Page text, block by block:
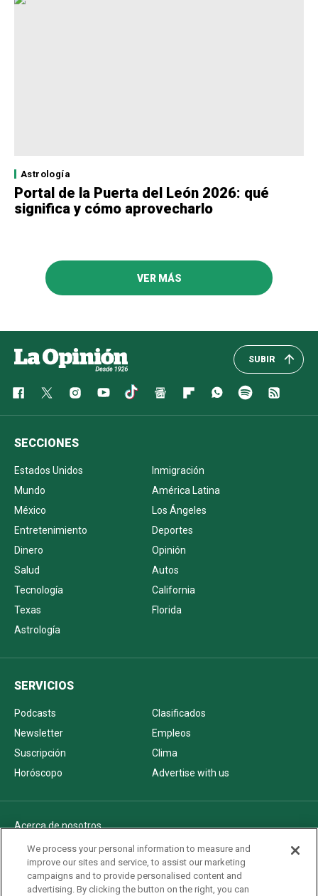
Astrología
Portal de la Puerta del León 2026: qué
significa y cómo aprovecharlo
VER MÁS
SUBIR
SECCIONES
Estados Unidos
Inmigración
Mundo
América Latina
México
Los Ángeles
Entretenimiento
Deportes
Dinero
Opinión
Salud
Autos
Tecnología
California
Texas
Florida
Astrología
SERVICIOS
Podcasts
Clasificados
Newsletter
Empleos
Suscripción
Clima
Horóscopo
Advertise with us
Acerca de nosotros
Politica de privacidad
Pautas Editoriales
AdChoices
We process your personal information to measure and
improve our sites and service, to assist our marketing
campaigns and to provide personalised content and
advertising. By clicking the button on the right, you can